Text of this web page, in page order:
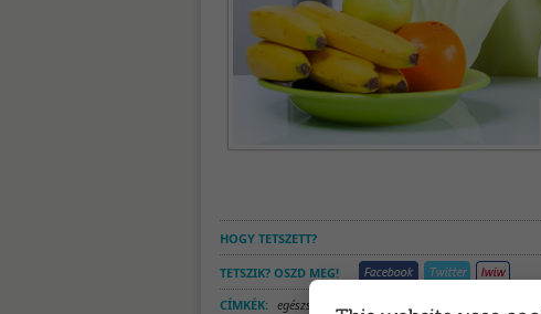
HOGY TETSZETT?
TETSZIK? OSZD MEG!
CÍMKÉK: egészség kvíz, egészség teszt ,